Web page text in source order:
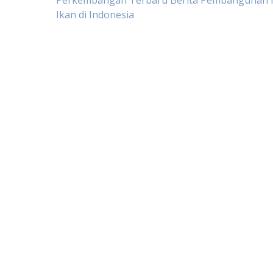
Post
Ikan di Indonesia